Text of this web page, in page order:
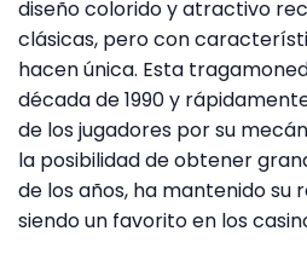
diseño colorido y atractivo
clásicas, pero con
hacen única. Esta
década de 1990 y
de los jugadores por su
la posibilidad de obtener
de los años, ha mantenido su
siendo un favorito en los